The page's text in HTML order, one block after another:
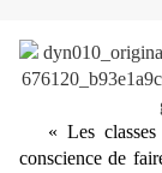
« Les
conscience de